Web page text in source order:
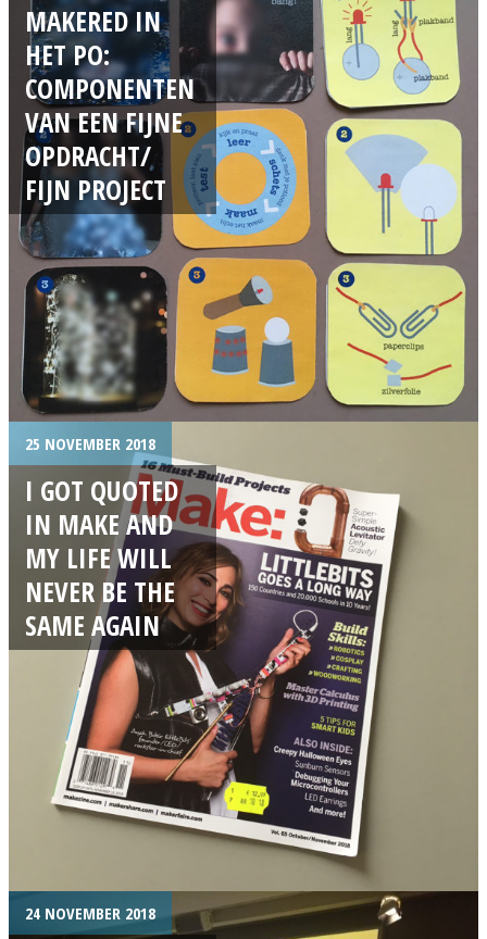
MAKERED IN
HET PO:
COMPONENTEN
VAN EEN FIJNE
OPDRACHT/
FIJN PROJECT
25 NOVEMBER 2018
I GOT QUOTED
IN MAKE AND
MY LIFE WILL
NEVER BE THE
SAME AGAIN
24 NOVEMBER 2018